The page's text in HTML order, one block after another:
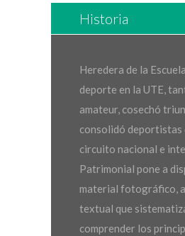
Historia
Heredera de la
deporte en la UTE,
amateur, cosechó
consolidó deportistas
circuito nacional e
Patrimonial pone a
material fotográfico,
textual que
comprender los